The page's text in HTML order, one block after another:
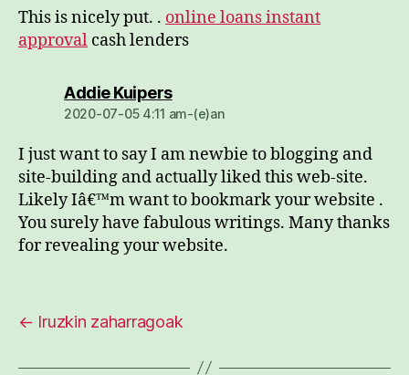
This is nicely put. . online loans instant
approval cash lenders
Addie Kuipersdio:
2020-07-05 4:11 am-(e)an
I just want to say I am newbie to blogging and
site-building and actually liked this web-site.
Likely Iâ€™m want to bookmark your website .
You surely have fabulous writings. Many thanks
for revealing your website.
← Iruzkin zaharragoak